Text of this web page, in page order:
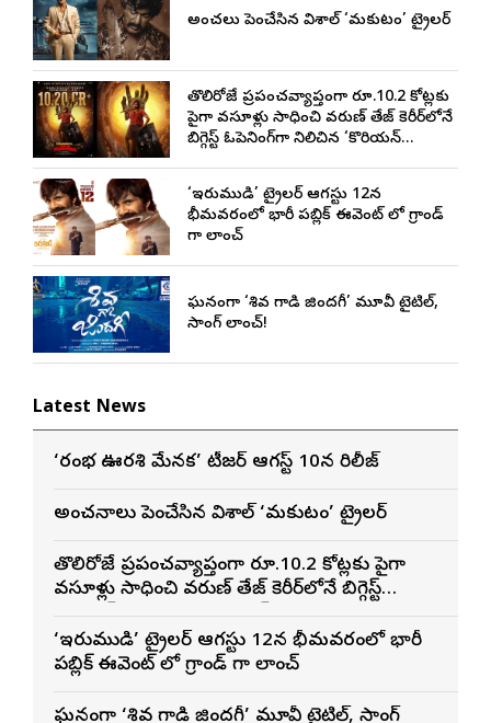
అంచనాలు పెంచేసిన విశాల్ ‘మకుటం’ ట్రైలర్
తొలిరోజే ప్రపంచవ్యాప్తంగా రూ.10.2 కోట్లకు
పైగా వసూళ్లు సాధించి వరుణ్ తేజ్ కెరీర్‌లోనే
బిగ్గెస్ట్ ఓపెనింగ్‌గా నిలిచిన ‘కొరియన్
‘ఇరుముడి’ ట్రైలర్ ఆగస్టు 12న
భీమవరంలో భారీ పబ్లిక్ ఈవెంట్ లో గ్రాండ్
గా లాంచ్
ఘనంగా ‘శివ గాడి జింద‌గీ’ మూవీ టైటిల్,
సాంగ్ లాంచ్!
Latest News
‘రంభ ఊర్వశి మేనక’ టీజర్ ఆగస్ట్ 10న రిలీజ్
అంచనాలు పెంచేసిన విశాల్ ‘మకుటం’ ట్రైలర్
తొలిరోజే ప్రపంచవ్యాప్తంగా రూ.10.2 కోట్లకు పైగా
వసూళ్లు సాధించి వరుణ్ తేజ్ కెరీర్‌లోనే బిగ్గెస్ట్
‘ఇరుముడి’ ట్రైలర్ ఆగస్టు 12న భీమవరంలో భారీ
పబ్లిక్ ఈవెంట్ లో గ్రాండ్ గా లాంచ్
ఘనంగా ‘శివ గాడి జింద‌గీ’ మూవీ టైటిల్, సాంగ్